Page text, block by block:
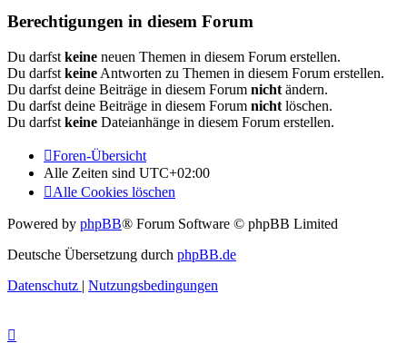
Berechtigungen in diesem Forum
Du darfst keine neuen Themen in diesem Forum erstellen.
Du darfst keine Antworten zu Themen in diesem Forum erstellen.
Du darfst deine Beiträge in diesem Forum nicht ändern.
Du darfst deine Beiträge in diesem Forum nicht löschen.
Du darfst keine Dateianhänge in diesem Forum erstellen.
Foren-Übersicht
Alle Zeiten sind UTC+02:00
Alle Cookies löschen
Powered by phpBB® Forum Software © phpBB Limited
Deutsche Übersetzung durch phpBB.de
Datenschutz | Nutzungsbedingungen